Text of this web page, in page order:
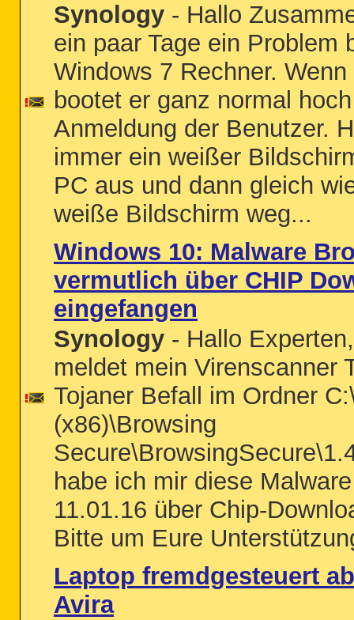
Synology - Hallo
ein paar Tage ein Problem
Windows 7 Rechner.
bootet er ganz normal
Anmeldung der Benutzer.
immer ein weißer
PC aus und dann gleich
weiße Bildschirm weg...
Windows 10: Malware
vermutlich über CHIP
eingefangen
Synology - Hallo
meldet mein Virenscanner
Tojaner Befall im Ordner
(x86)\Browsing
habe ich mir diese
11.01.16 über Chip-
Bitte um Eure
Laptop fremdgesteuert
Avira